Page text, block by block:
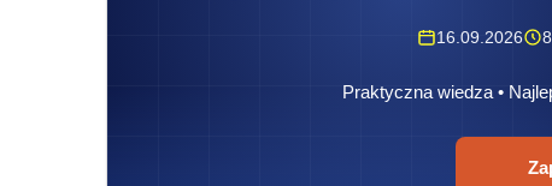
16.09.2026
Praktyczna wiedza •